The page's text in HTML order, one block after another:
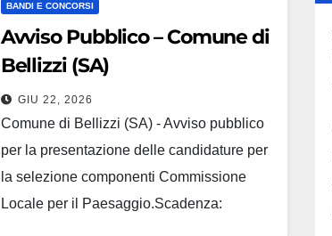
BANDI E CONCORSI
Avviso Pubblico – Comune di
Bellizzi (SA)
GIU 22, 2026
Comune di Bellizzi (SA) - Avviso pubblico
per la presentazione delle candidature per
la selezione componenti Commissione
Locale per il Paesaggio.Scadenza: